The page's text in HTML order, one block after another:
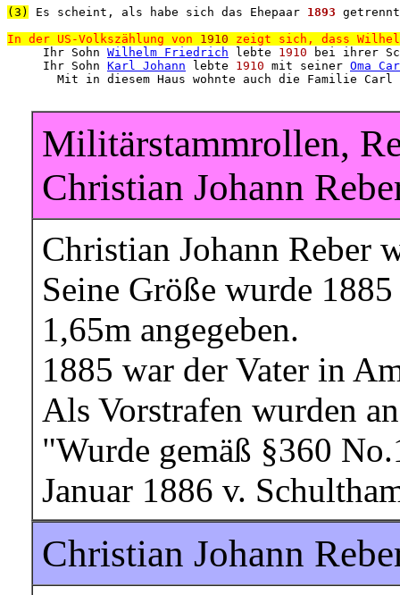
(3)
Es scheint, als habe sich das Ehepaar 1893
In der US-Volkszählung von 1910 zeigt sich, dass
Ihr Sohn Wilhelm Friedrich lebte 1910 bei ihrer
     Ihr Sohn
Karl Johann lebte 1910 mit seiner Oma
Mit in diesem Haus wohnte auch die Familie
Militärstammrollen,
Christian Johann
Christian Johann Reber
Seine Größe wurde
1,65m angegeben.
1885 war der Vater in
Als Vorstrafen wurden
"Wurde gemäß §360
Januar 1886 v.
Christian Johann